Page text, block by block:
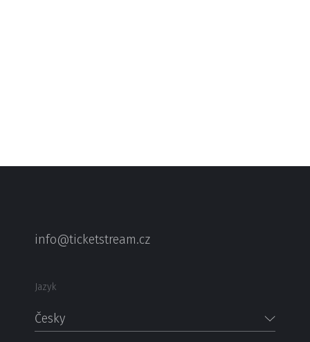
info@ticketstream.cz
Jazyk
Česky